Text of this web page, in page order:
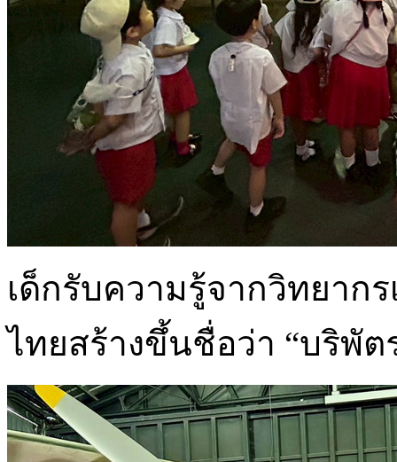
เด็กรับความรู้จากวิทยาก
ไทยสร้างขึ้นชื่อว่า “บริพัต